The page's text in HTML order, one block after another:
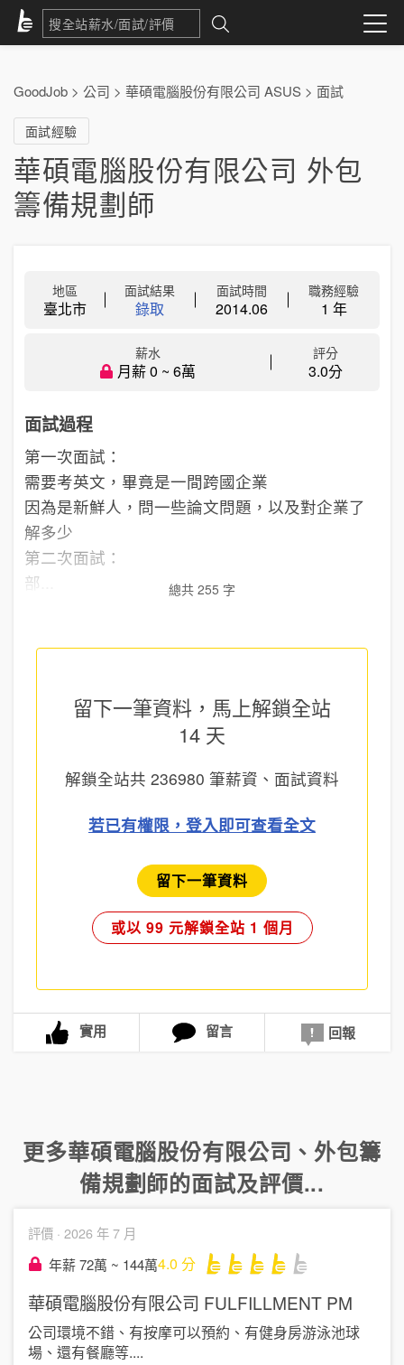
GoodJob > 公司 > 華碩電腦股份有限公司 ASUS > 面試
面試經驗
華碩電腦股份有限公司 外包
籌備規劃師
地區
臺北市
面試結果
錄取
面試時間
2014.06
職務經驗
1 年
薪水
月薪 0 ~ 6萬
評分
3.0分
面試過程
第一次面試：
需要考英文，畢竟是一間跨國企業
因為是新鮮人，問一些論文問題，以及對企業了
解多少
第二次面試：
部...
總共 255 字
留下一筆資料，馬上解鎖全站
14 天
解鎖全站共 236980 筆薪資、面試資料
若已有權限，登入即可查看全文
留下一筆資料
或以 99 元解鎖全站 1 個月
實用 留言 回報
更多華碩電腦股份有限公司 、 外包籌
備規劃師的面試及評價...
評價 · 2026 年 7 月
年薪 72萬 ~ 144萬4.0 分
華碩電腦股份有限公司 FULFILLMENT PM
公司環境不錯、有按摩可以預約、有健身房游泳池球
場、還有餐廳等....